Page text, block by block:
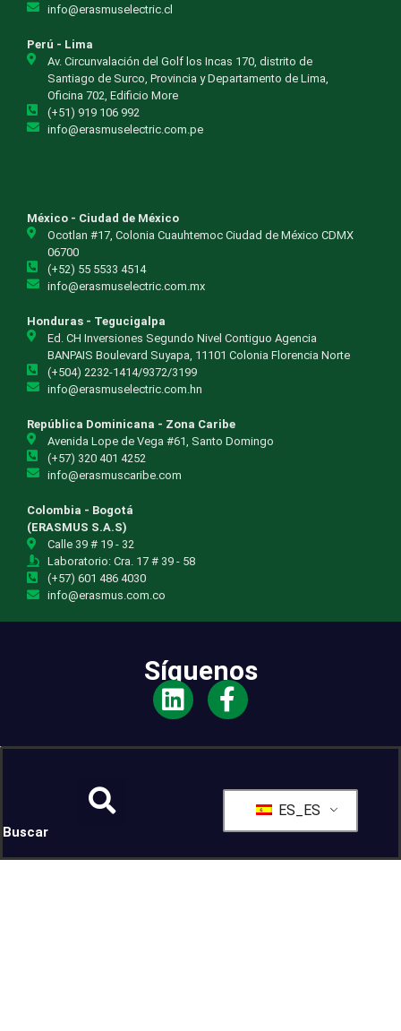
info@erasmuselectric.cl
Perú - Lima
Av. Circunvalación del Golf los Incas 170, distrito de
Santiago de Surco, Provincia y Departamento de Lima,
Oficina 702, Edificio More
(+51) 919 106 992
info@erasmuselectric.com.pe
México - Ciudad de México
Ocotlan #17, Colonia Cuauhtemoc Ciudad de México CDMX
06700
(+52) 55 5533 4514
info@erasmuselectric.com.mx
Honduras - Tegucigalpa
Ed. CH Inversiones Segundo Nivel Contiguo Agencia
BANPAIS Boulevard Suyapa, 11101 Colonia Florencia Norte
(+504) 2232-1414/9372/3199
info@erasmuselectric.com.hn
República Dominicana - Zona Caribe
Avenida Lope de Vega #61, Santo Domingo
(+57) 320 401 4252
info@erasmuscaribe.com
Colombia - Bogotá
(ERASMUS S.A.S)
Calle 39 # 19 - 32
Laboratorio: Cra. 17 # 39 - 58
(+57) 601 486 4030
info@erasmus.com.co
Síguenos
Buscar
ES_ES